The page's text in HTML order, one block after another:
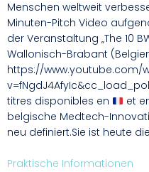
Menschen weltweit
Minuten-Pitch Video
der Veranstaltung „The 10
Wallonisch-Brabant
https://www.youtube.com/
titres disponibles en
et
belgische Medtech-
neu definiert.Sie ist heute
Praktische Informationen